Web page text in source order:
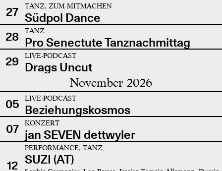
27 TANZ, ZUM MITMACHEN
Südpol Dance
28
TANZ
Pro Senectute Tanznachmittag
29
LIVE-PODCAST
Drags Uncut
November 2026
05 LIVE-PODCAST
Beziehungskosmos
07
KONZERT
jan SEVEN dettwyler
12
PERFORMANCE, TANZ
SUZI (AT)